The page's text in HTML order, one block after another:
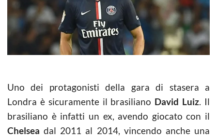
Uno dei protagonisti della gara di stasera a
Londra è sicuramente il brasiliano David Luiz. Il
brasiliano è infatti un ex, avendo giocato con il
Chelsea dal 2011 al 2014, vincendo anche una